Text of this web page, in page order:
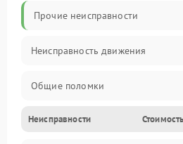
Прочие неисправности
Неисправность движения
Общие поломки
Неисправность датчиков
Неисправности Стоимость